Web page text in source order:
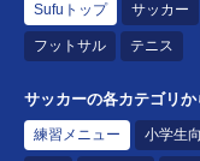
Sufuトップ サッカー
フットサル テニス
サッカーの各カテゴリか
練習メニュー 小学生